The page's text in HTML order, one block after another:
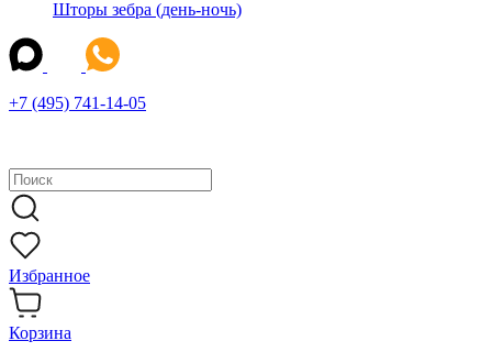
Шторы зебра (день-ночь)
+7 (495) 741-14-05
Избранное
Корзина